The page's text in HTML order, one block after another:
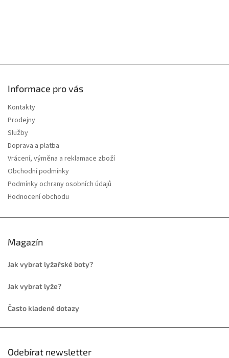
Informace pro vás
Kontakty
Prodejny
Služby
Doprava a platba
Vrácení, výměna a reklamace zboží
Obchodní podmínky
Podmínky ochrany osobních údajů
Hodnocení obchodu
Magazín
Jak vybrat lyžařské boty?
Jak vybrat lyže?
Často kladené dotazy
Odebírat newsletter